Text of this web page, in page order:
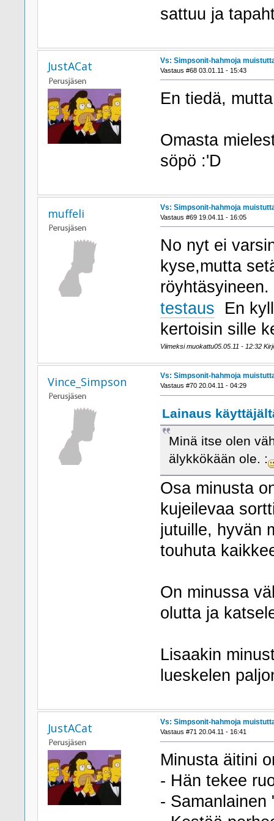
sattuu ja
JustACat Vs: Simpsonit-hahmoja
Vastaus #68 03.01.11 - 15:43
En tiedä,
Omasta
söpö :'D
muffeli Vs: Simpsonit-hahmoja
Vastaus #69 19.04.11 - 16:05
No nyt ei
kyse,mutta
testaus En
kertoisin sille
Viimeksi muokattu05.05.11 - 12:32
Vince_Simpson Vs: Simpsonit-hahmoja
Vastaus #70 20.04.11 - 04:29
Lainaus
Minä itse olen
älykkökään ole. :
Osa minusta
kujeilevaa
jutuille, hyvän
touhuta
On minussa
olutta ja
Lisaakin
lueskelen
JustACat Vs: Simpsonit-hahmoja
Vastaus #71 20.04.11 - 16:41
Minusta äitini
- Hän tekee
- Samanlainen